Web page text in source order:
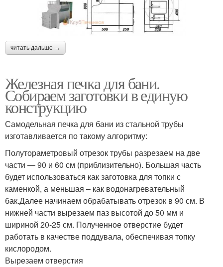
читать дальше →
Железная печка для бани.
Собираем заготовки в единую
конструкцию
Самодельная печка для бани из стальной трубы
изготавливается по такому алгоритму:
Полутораметровый отрезок трубы разрезаем на две
части — 90 и 60 см (приблизительно). Большая часть
будет использоваться как заготовка для топки с
каменкой, а меньшая – как водонагревательный
бак.Далее начинаем обрабатывать отрезок в 90 см. В
нижней части вырезаем паз высотой до 50 мм и
шириной 20-25 см. Полученное отверстие будет
работать в качестве поддувала, обеспечивая топку
кислородом.
Вырезаем отверстия